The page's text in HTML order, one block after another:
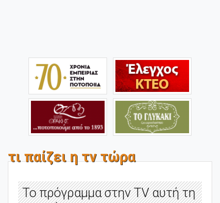
τι παίζει η τv τώρα
To πρόγραμμα στην TV αυτή τη